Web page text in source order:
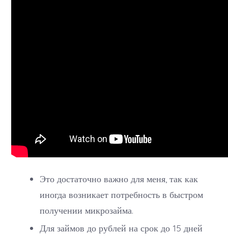
Это достаточно важно для меня, так как
иногда возникает потребность в быстром
получении микрозайма.
Для займов до рублей на срок до 15 дней